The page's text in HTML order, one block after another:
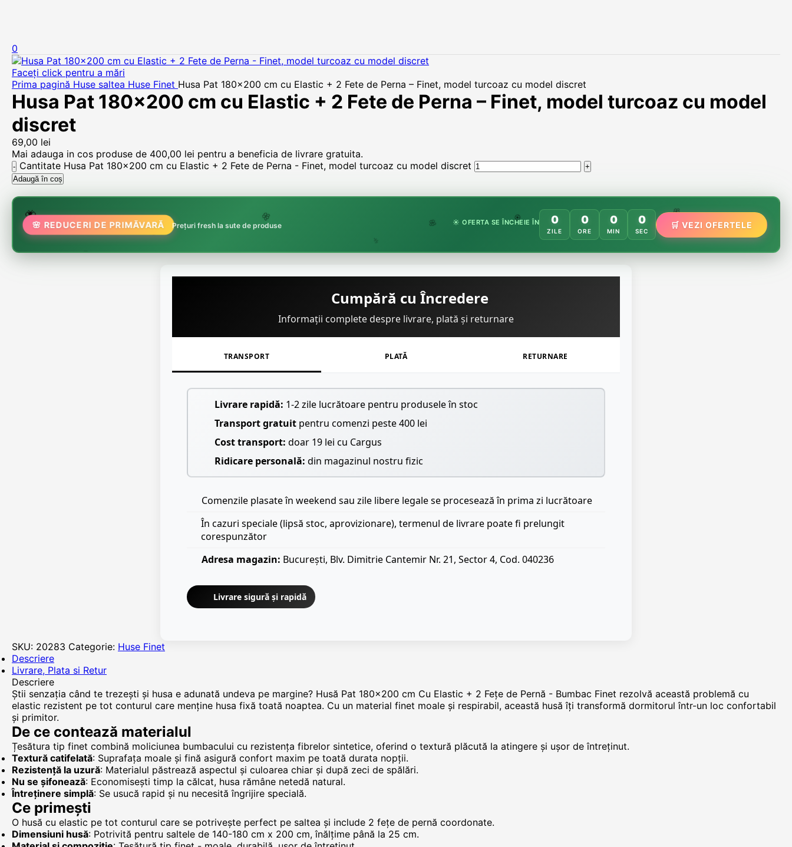
0
Faceți click pentru a mări
Prima pagină Huse saltea Huse Finet Husa Pat 180×200 cm cu Elastic + 2 Fete de Perna – Finet, model turcoaz cu model discret
Husa Pat 180×200 cm cu Elastic + 2 Fete de Perna – Finet, model turcoaz cu model
discret
69,00 lei
Mai adauga in cos produse de 400,00 lei pentru a beneficia de livrare gratuita.
Cantitate Husa Pat 180x200 cm cu Elastic + 2 Fete de Perna - Finet, model turcoaz cu model discret
Adaugă în coș
🌸
🏵️
🌸 🌸 🏵️ 🌿
🌸
🏵️
🌷
🦋
🌸 REDUCERI DE PRIMĂVARĂ Prețuri fresh la sute de produse ☀️ OFERTA SE ÎNCHEIE ÎN 0
ZILE
0
ORE
0
MIN
0
SEC
🛒 VEZI OFERTELE
Cumpără cu Încredere
Informații complete despre livrare, plată și returnare
TRANSPORT PLATĂ RETURNARE
Livrare rapidă: 1-2 zile lucrătoare pentru produsele în stoc
Transport gratuit pentru comenzi peste 400 lei
Cost transport: doar 19 lei cu Cargus
Ridicare personală: din magazinul nostru fizic
Comenzile plasate în weekend sau zile libere legale se procesează în prima zi lucrătoare
În cazuri speciale (lipsă stoc, aprovizionare), termenul de livrare poate fi prelungit
corespunzător
Adresa magazin: București, Blv. Dimitrie Cantemir Nr. 21, Sector 4, Cod. 040236
Livrare sigură și rapidă
SKU: 20283 Categorie: Huse Finet
Descriere
Livrare, Plata si Retur
Descriere
Știi senzația când te trezești și husa e adunată undeva pe margine? Husă Pat 180x200 cm Cu Elastic + 2 Fețe de Pernă - Bumbac Finet rezolvă această problemă cu
elastic rezistent pe tot conturul care menține husa fixă toată noaptea. Cu un material finet moale și respirabil, această husă îți transformă dormitorul într-un loc confortabil
și primitor.
De ce contează materialul
Țesătura tip finet combină moliciunea bumbacului cu rezistența fibrelor sintetice, oferind o textură plăcută la atingere și ușor de întreținut.
Textură catifelată: Suprafața moale și fină asigură confort maxim pe toată durata nopții.
Rezistență la uzură: Materialul păstrează aspectul și culoarea chiar și după zeci de spălări.
Nu se șifonează: Economisești timp la călcat, husa rămâne netedă natural.
Întreținere simplă: Se usucă rapid și nu necesită îngrijire specială.
Ce primești
O husă cu elastic pe tot conturul care se potrivește perfect pe saltea și include 2 fețe de pernă coordonate.
Dimensiuni husă: Potrivită pentru saltele de 140-180 cm x 200 cm, înălțime până la 25 cm.